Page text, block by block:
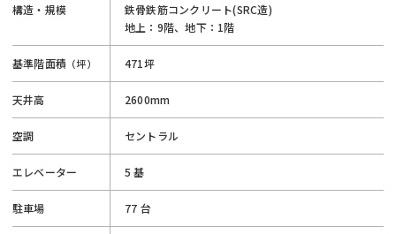
構造・規模
鉄骨鉄筋コンクリート(SRC造)
地上：9階、地下：1階
基準階面積 （坪） 471坪
天井高 2600mm
空調 セントラル
エレベーター 5 基
駐車場 77 台